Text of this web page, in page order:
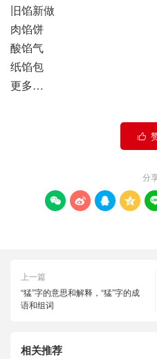
旧馅新做
肉馅饼
酸馅气
纸馅包
更多…

分
   
上一篇
“猛”字的意思和解释，“猛”字的成
语和组词
相关推荐